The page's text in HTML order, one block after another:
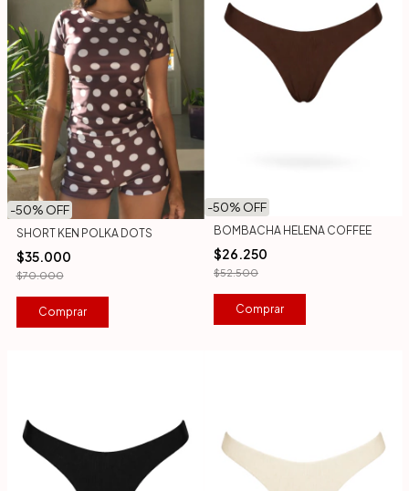
-50% OFF
SHORT KEN POLKA DOTS
$35.000
$70.000
Comprar
-50% OFF
BOMBACHA HELENA COFFEE
$26.250
$52.500
Comprar